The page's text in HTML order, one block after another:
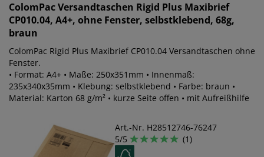
ColomPacVersandtaschen Rigid Plus Maxibrief
CP010.04, A4+, ohne Fenster, selbstklebend, 68g,
braun
ColomPac Rigid Plus Maxibrief CP010.04 Versandtaschen ohne
Fenster.
• Format: A4+ • Maße: 250x351mm • Innenmaß:
235x340x35mm • Klebung: selbstklebend • Farbe: braun •
Material: Karton 68 g/m² • kurze Seite offen • mit Aufreißhilfe
Art.-Nr. H28512746-76247
5/5
(1)